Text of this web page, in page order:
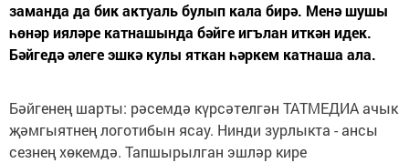
заманда да бик актуаль булып кала бирә. Менә шушы
һөнәр ияләре катнашында бәйге игълан иткән идек.
Бәйгедә әлеге эшкә кулы яткан һәркем катнаша ала.
Бәйгенең шарты: рәсемдә күрсәтелгән ТАТМЕДИА ачык
җәмгыятнең логотибын ясау. Нинди зурлыкта - ансы
сезнең хөкемдә. Тапшырылган эшләр кире